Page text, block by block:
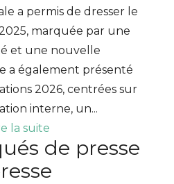
a permis de dresser le
marquée par une
et une nouvelle
a également présenté
2026, centrées sur
interne, un...
la suite
de presse